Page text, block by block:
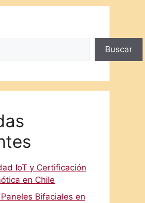
Buscar
IoT y Certificación
en Chile
Bifaciales en